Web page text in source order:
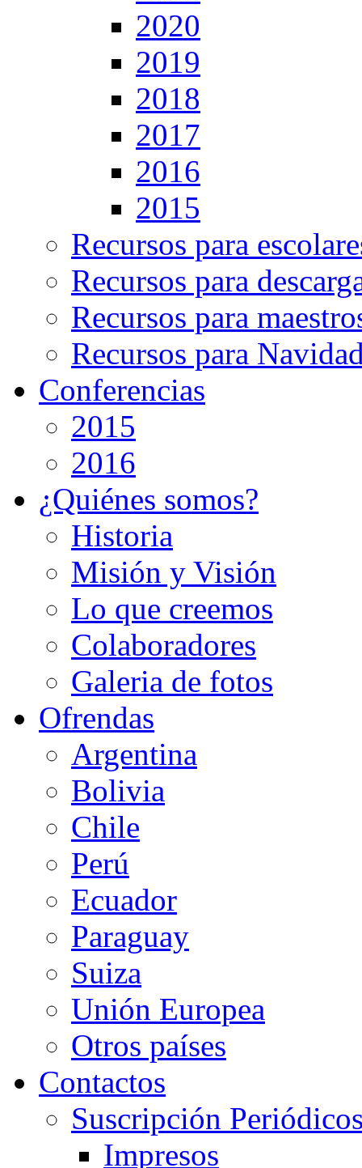
2020
2019
2018
2017
2016
2015
Recursos para
Recursos para
Recursos para
Recursos para
Conferencias
2015
2016
¿Quiénes somos?
Historia
Misión y Visión
Lo que creemos
Colaboradores
Galeria de fotos
Ofrendas
Argentina
Bolivia
Chile
Perú
Ecuador
Paraguay
Suiza
Unión Europea
Otros países
Contactos
Suscripción
Impresos